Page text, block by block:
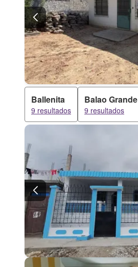
Ballenita
9 resultados
Balao Grande
9 resultados